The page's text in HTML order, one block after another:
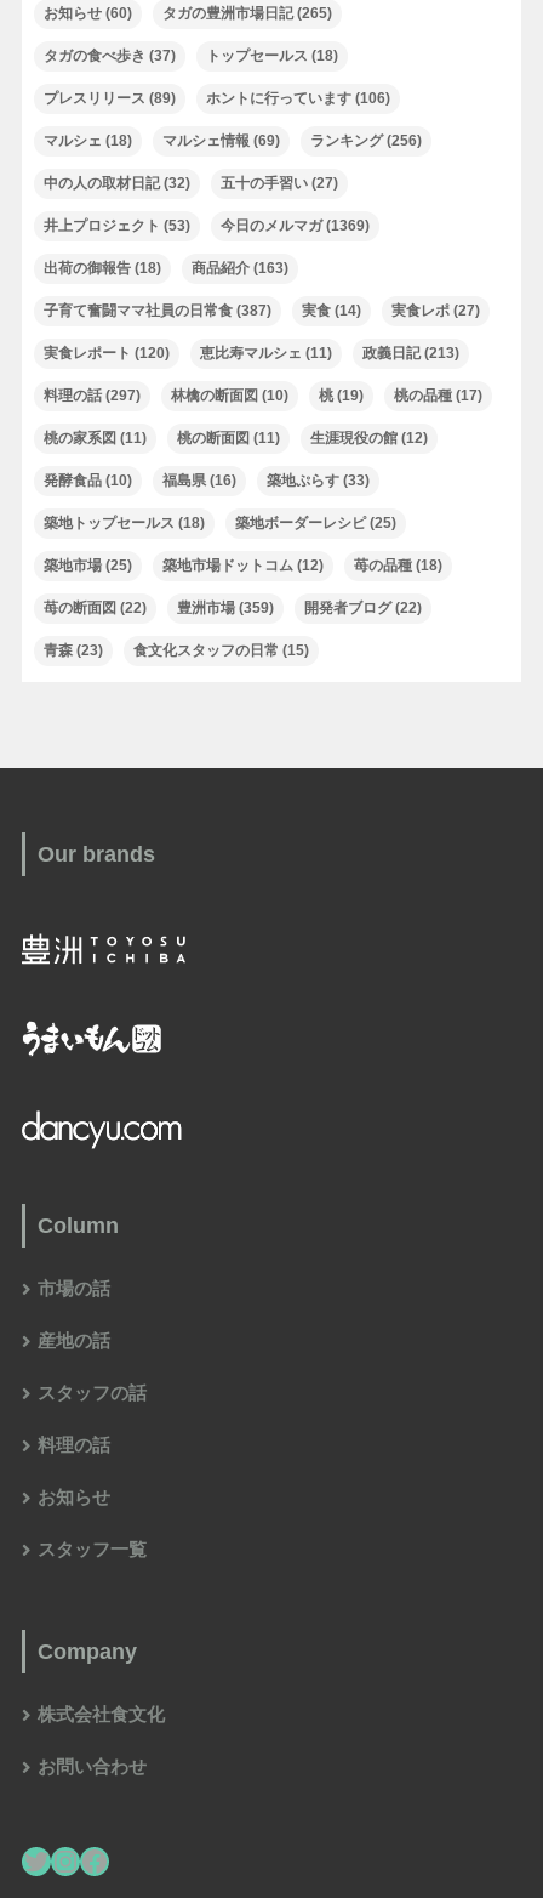
お知らせ(60) タガの豊洲市場日記(265)
タガの食べ歩き (37) トップセールス (18)
プレスリリース (89) ホントに行っています(106)
マルシェ (18) マルシェ情報 (69) ランキング(256)
中の人の取材日記(32) 五十の手習い(27)
井上プロジェクト (53) 今日のメルマガ(1369)
出荷の御報告(18) 商品紹介(163)
子育て奮闘ママ社員の日常食(387) 実食(14) 実食レポ(27)
実食レポート (120) 恵比寿マルシェ (11) 政義日記(213)
料理の話(297) 林檎の断面図 (10) 桃(19) 桃の品種(17)
桃の家系図 (11) 桃の断面図 (11) 生涯現役の館(12)
発酵食品(10) 福島県(16) 築地ぷらす(33)
築地トップセールス (18) 築地ボーダーレシピ(25)
築地市場(25) 築地市場ドットコム(12) 苺の品種(18)
苺の断面図 (22) 豊洲市場(359) 開発者ブログ(22)
青森(23) 食文化スタッフの日常 (15)
Our brands
Column
市場の話
産地の話
スタッフの話
料理の話
お知らせ
スタッフ一覧
Company
株式会社食文化
お問い合わせ